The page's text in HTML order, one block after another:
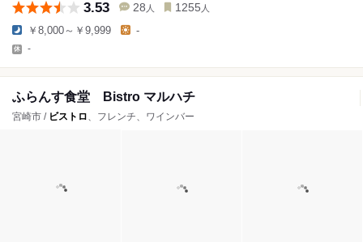
3.53 28 人 1255 人
￥8,000～￥9,999 -
-
ふらんす食堂 Bistro マルハチ
宮崎市 / ビストロ、フレンチ、ワインバー